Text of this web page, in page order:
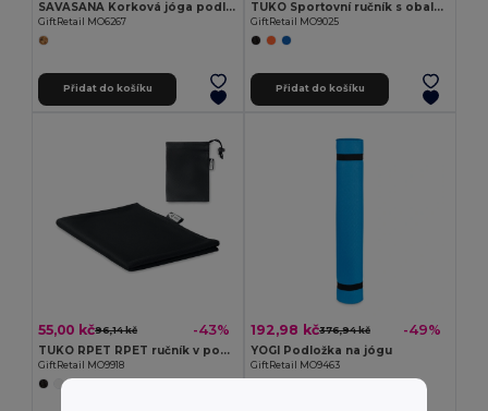
SAVASANA Korková jóga podložka
GiftRetail MO6267
Přidat do košíku
TUKO Sportovní ručník s obalem
GiftRetail MO9025
Přidat do košíku
55,00 kč96,14 kč -43%
TUKO RPET RPET ručník v pouzdru
GiftRetail MO9918
192,98 kč376,94 kč -49%
YOGI Podložka na jógu
GiftRetail MO9463